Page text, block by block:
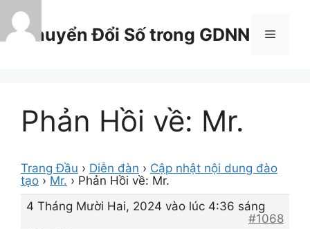
Chuyển
đến
nội
Chuyển Đổi Số trong GDNN Menu
Phản Hồi về: Mr.
Trang Đầu › Diễn đàn › Cập nhật nội dung đào
tạo › Mr. › Phản Hồi về: Mr.
4 Tháng Mười Hai, 2024 vào lúc 4:36 sáng
#1068